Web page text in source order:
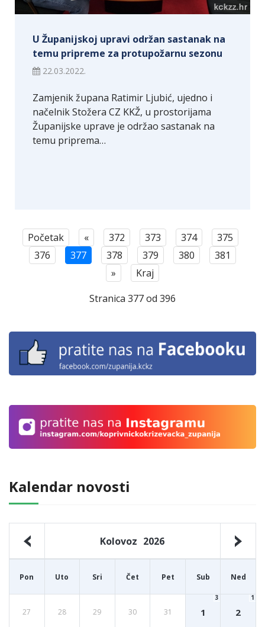
Kalendar novosti
Kolovoz 2026
Pon Uto Sri Čet Pet Sub Ned
27 28 29 30 31 1
3
2
1
U Županijskoj upravi održan sastanak na
temu pripreme za protupožarnu sezonu
22.03.2022.
Zamjenik župana Ratimir Ljubić, ujedno i
načelnik Stožera CZ KKŽ, u prostorijama
Županijske uprave je održao sastanak na
temu priprema…
Početak « 372 373 374
375
376
377 378 379 380
381
»
Kraj
Stranica 377 od 396